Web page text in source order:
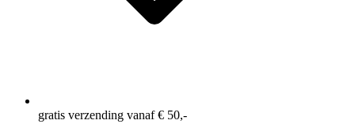
gratis verzending vanaf € 50,-